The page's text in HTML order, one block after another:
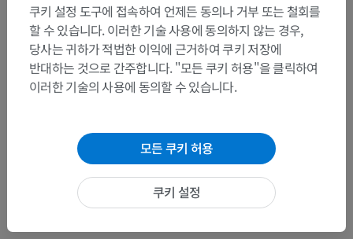
문제 보고
앱 다운로드
쿠키 설정 도구에 접속하여 언제든 동의나 거부 또는 철회를
할 수 있습니다. 이러한 기술 사용에 동의하지 않는 경우,
당사는 귀하가 적법한 이익에 근거하여 쿠키 저장에
반대하는 것으로 간주합니다. "모든 쿠키 허용"을 클릭하여
이러한 기술의 사용에 동의할 수 있습니다.
모든 쿠키 허용
쿠키 설정